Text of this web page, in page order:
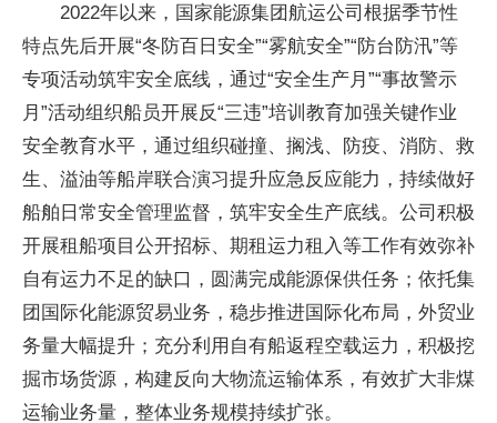
2022年以来，国家能源集团航运公司根据季节性
特点先后开展“冬防百日安全”“雾航安全”“防台防汛”等
专项活动筑牢安全底线，通过“安全生产月”“事故警示
月”活动组织船员开展反“三违”培训教育加强关键作业
安全教育水平，通过组织碰撞、搁浅、防疫、消防、救
生、溢油等船岸联合演习提升应急反应能力，持续做好
船舶日常安全管理监督，筑牢安全生产底线。公司积极
开展租船项目公开招标、期租运力租入等工作有效弥补
自有运力不足的缺口，圆满完成能源保供任务；依托集
团国际化能源贸易业务，稳步推进国际化布局，外贸业
务量大幅提升；充分利用自有船返程空载运力，积极挖
掘市场货源，构建反向大物流运输体系，有效扩大非煤
运输业务量，整体业务规模持续扩张。